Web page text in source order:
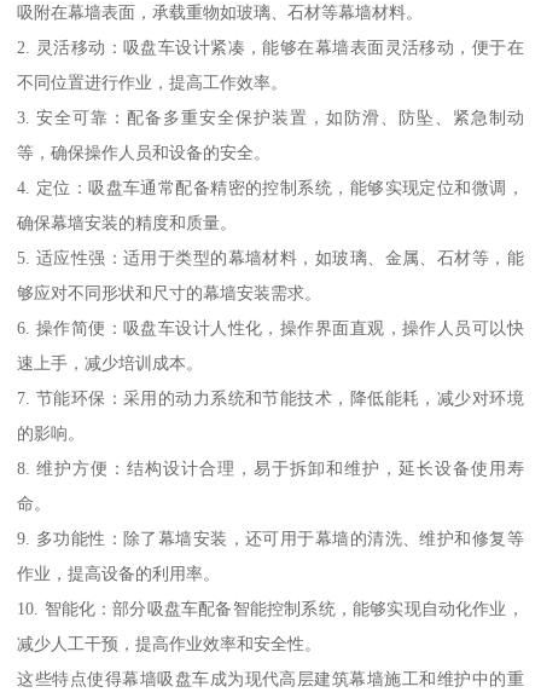
吸附在幕墙表面，承载重物如玻璃、石材等幕墙材料。
2. 灵活移动：吸盘车设计紧凑，能够在幕墙表面灵活移动，便于在
不同位置进行作业，提高工作效率。
3. 安全可靠：配备多重安全保护装置，如防滑、防坠、紧急制动
等，确保操作人员和设备的安全。
4. 定位：吸盘车通常配备精密的控制系统，能够实现定位和微调，
确保幕墙安装的精度和质量。
5. 适应性强：适用于类型的幕墙材料，如玻璃、金属、石材等，能
够应对不同形状和尺寸的幕墙安装需求。
6. 操作简便：吸盘车设计人性化，操作界面直观，操作人员可以快
速上手，减少培训成本。
7. 节能环保：采用的动力系统和节能技术，降低能耗，减少对环境
的影响。
8. 维护方便：结构设计合理，易于拆卸和维护，延长设备使用寿
命。
9. 多功能性：除了幕墙安装，还可用于幕墙的清洗、维护和修复等
作业，提高设备的利用率。
10. 智能化：部分吸盘车配备智能控制系统，能够实现自动化作业，
减少人工干预，提高作业效率和安全性。
这些特点使得幕墙吸盘车成为现代高层建筑幕墙施工和维护中的重